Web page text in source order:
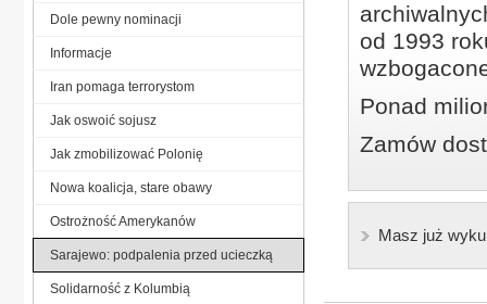
od 1993
Ponad
Zamów
Masz już
Dole pewny nominacji
Informacje
Iran pomaga terrorystom
Jak oswoić sojusz
Jak zmobilizować Polonię
Nowa koalicja, stare obawy
Ostrożność Amerykanów
Sarajewo: podpalenia przed ucieczką
Solidarność z Kolumbią